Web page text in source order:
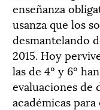
enseñanza
usanza que los
desmantelando
2015. Hoy
las de 4º y 6º
evaluaciones de
académicas